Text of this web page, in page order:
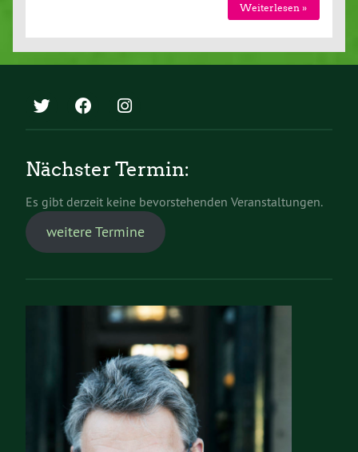
Weiterlesen »
Nächster Termin:
Es gibt derzeit keine bevorstehenden Veranstaltungen.
weitere Termine